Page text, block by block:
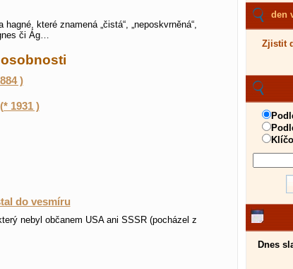
které znamená „čistá“, „neposkvrněná“,
či Ág…
)
1931 )
do vesmíru
nebyl občanem USA ani SSSR (pocházel z
den
Zjistit
Dnes